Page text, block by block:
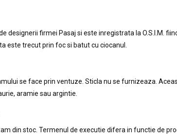
designerii firmei Pasaj si este inregistrata la O.S.I.M.
este trecut prin foc si batut cu ciocanul.
se face prin ventuze. Sticla nu se furnizeaza.
aramie sau argintie.
din stoc. Termenul de executie difera in functie de